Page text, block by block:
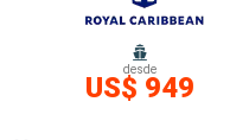
desde
US$ 949